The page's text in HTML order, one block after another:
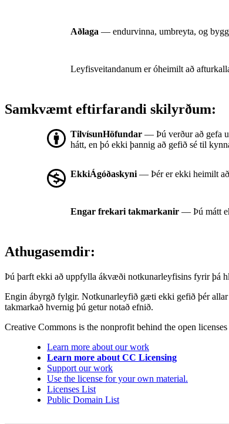
Aðlaga — endurvinna, umbreyta, og
Leyfisveitandanum er óheimilt að
Samkvæmt eftirfarandi skilyrðum:
TilvísunHöfundar — Þú verður að gefa
hátt, en þó ekki þannig að gefið sé til
EkkiÁgóðaskyni — Þér er ekki heimilt
Engar frekari takmarkanir — Þú mátt
Athugasemdir:
Þú þarft ekki að uppfylla ákvæði notkunarleyfisins fyrir þá
Engin ábyrgð fylgir. Notkunarleyfið gæti ekki gefið þér
takmarkað hvernig þú getur notað efnið.
Creative Commons is the nonprofit behind the open
Learn more about our work
Learn more about CC Licensing
Support our work
Use the license for your own material.
Licenses List
Public Domain List